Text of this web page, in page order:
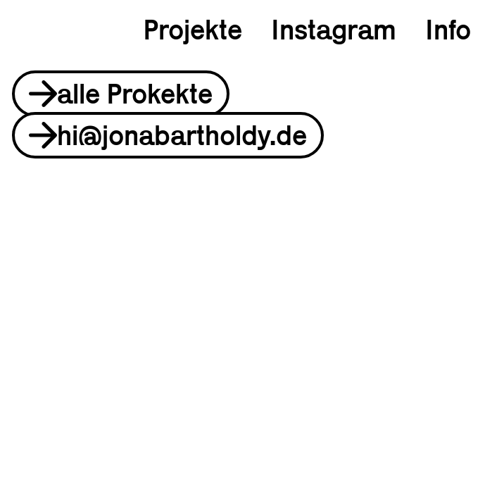
Projekte Instagram
Info
alle Prokekte
hi@jonabartholdy.de